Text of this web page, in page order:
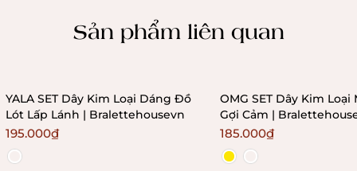
Sản phẩm liên quan
YALA SET Dây Kim Loại Dáng Đồ
Lót Lấp Lánh | Bralettehousevn
195.000₫
OMG SET Dây Kim Loại
Gợi Cảm |
185.000₫